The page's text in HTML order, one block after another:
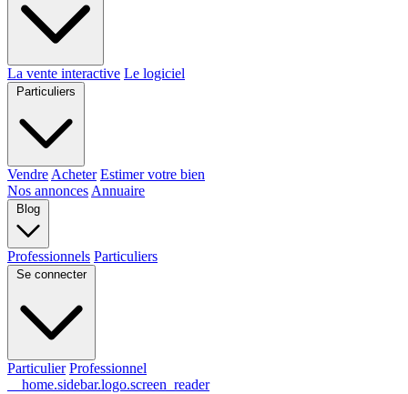
La vente interactive Le logiciel
Particuliers
Vendre Acheter Estimer votre bien
Nos annonces Annuaire
Blog
Professionnels Particuliers
Se connecter
Particulier Professionnel
__home.sidebar.logo.screen_reader